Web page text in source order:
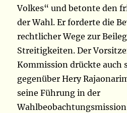
Volkes“ und betonte den
der Wahl. Er forderte die
rechtlicher Wege zur
Streitigkeiten. Der
Kommission drückte auch
gegenüber Hery
seine Führung in der